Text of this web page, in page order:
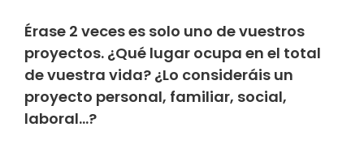
Érase 2 veces es solo uno de vuestros
proyectos. ¿Qué lugar ocupa en el total
de vuestra vida? ¿Lo consideráis un
proyecto personal, familiar, social,
laboral…?